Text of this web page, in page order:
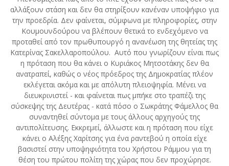
αλλάξουν στάση και δεν θα στηρίξουν κανέναν υποψήφιο για
την προεδρία. Δεν φαίνεται, σύμφωνα με πληροφορίες, στην
Κουμουνδούρου να βλέπουν θετικά το ενδεχόμενο να
προταθεί από τον πρωθυπουργό η ανανέωση της θητείας της
Κατερίνας Σακελλαροπούλου. Αυτό που γνωρίζουν είναι πως
η πρόταση που θα κάνει ο Κυριάκος Μητσοτάκης δεν θα
ανατραπεί, καθώς ο νέος πρόεδρος της Δημοκρατίας πλέον
εκλέγεται ακόμα και με απόλυτη πλειοψηφία. Μένει να
διευκρινιστεί - και φαίνεται πως μπήκε στο τραπέζι της
σύσκεψης της Δευτέρας - κατά πόσο ο Σωκράτης Φάμελλος θα
συναντηθεί σύντομα με τους άλλους αρχηγούς της
αντιπολίτευσης. Εκκρεμεί, άλλωστε και η πρόταση που είχε
κάνει ο Αλέξης Χαρίτσης για ένα ραντεβού η οποία είχε
βασιστεί στην υποψηφιότητα του Χρήστου Ράμμου για τη
θέση του πρώτου πολίτη της χώρας που δεν προχώρησε.